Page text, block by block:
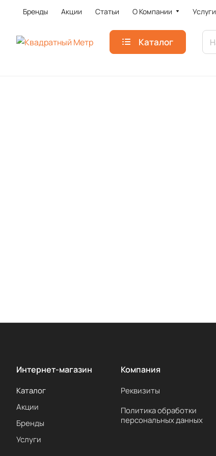
Бренды Акции Статьи О Компании Услуги
Каталог
Интернет-магазин
Каталог
Акции
Бренды
Услуги
Компания
Реквизиты
Политика обработки
персональных данных